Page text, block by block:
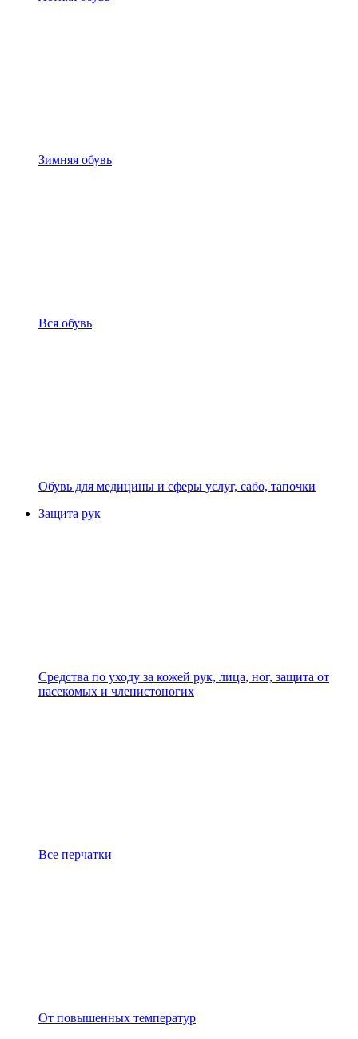
Зимняя обувь
Вся обувь
Обувь для медицины и сферы услуг, сабо, тапочки
Защита рук
Средства по уходу за кожей рук, лица, ног, защита от
насекомых и членистоногих
Все перчатки
От повышенных температур